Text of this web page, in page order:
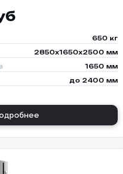
650 кг
2850х1650х2500 мм
1650 мм
до 2400 мм